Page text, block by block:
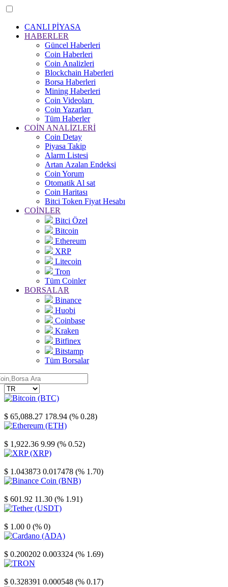
CANLI PİYASA
HABERLER
Güncel Haberleri
Coin Haberleri
Coin Analizleri
Blockchain Haberleri
Borsa Haberleri
Mining Haberleri
Coin Videoları
Coin Yazarları
Tüm Haberler
COİN ANALİZLERİ
Coin Detay
Piyasa Takip
Alarm Listesi
Artan Azalan Endeksi
Coin Yorum
Otomatik Al sat
Coin Haritası
Bitci Token Fiyat Hesabı
COİNLER
Bitci Özel
Bitcoin
Ethereum
XRP
Litecoin
Tron
Tüm Coinler
BORSALAR
Binance
Huobi
Coinbase
Kraken
Bitfinex
Bitstamp
Tüm Borsalar
$ 65,088.27 178.94 (% 0.28)
$ 1,922.36 9.99 (% 0.52)
$ 1.043873 0.017478 (% 1.70)
$ 601.92 11.30 (% 1.91)
$ 1.00 0 (% 0)
$ 0.200202 0.003324 (% 1.69)
$ 0.328391 0.000548 (% 0.17)